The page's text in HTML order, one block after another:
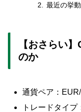
最近の挙動
【おさらい
のか
通貨ペア：
トレードタイプ